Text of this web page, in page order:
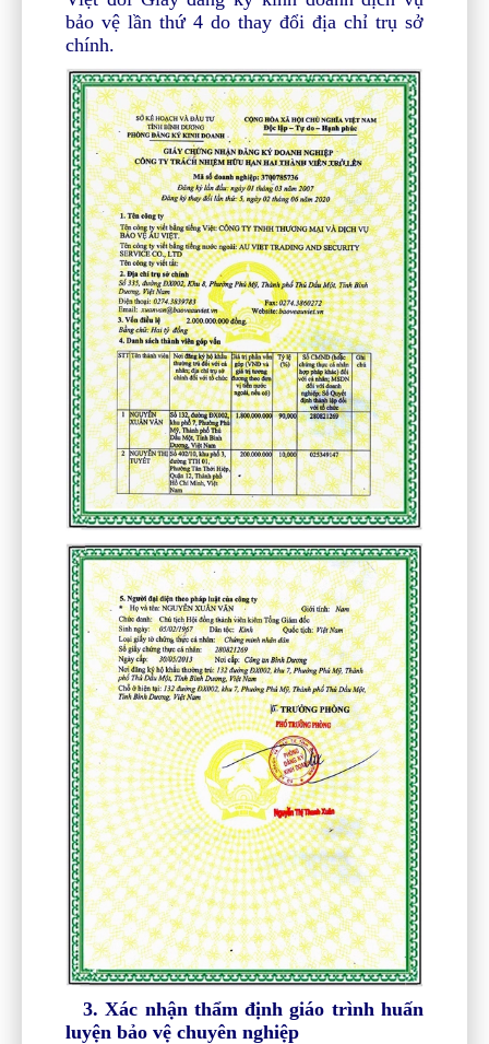
bảo vệ lần thứ 4 do thay đổi địa chỉ trụ sở
chính.
3. Xác nhận thẩm định giáo trình huấn
luyện bảo vệ chuyên nghiệp